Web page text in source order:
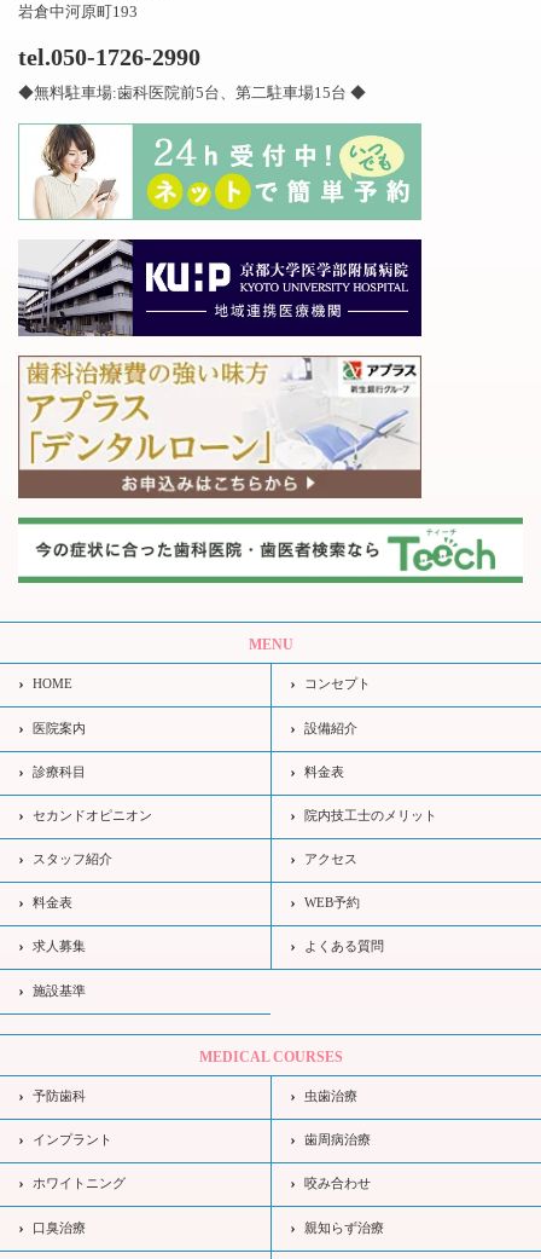
岩倉中河原町193
tel.050-1726-2990
◆無料駐車場:歯科医院前5台、第二駐車場15台 ◆
MENU
HOME コンセプト
医院案内 設備紹介
診療科目 料金表
セカンドオピニオン 院内技工士のメリット
スタッフ紹介 アクセス
料金表 WEB予約
求人募集 よくある質問
施設基準
MEDICAL COURSES
予防歯科 虫歯治療
インプラント 歯周病治療
ホワイトニング 咬み合わせ
口臭治療 親知らず治療